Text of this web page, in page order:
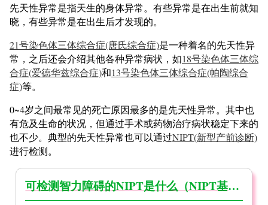
先天性异常是指天生的身体异常。有些异常是在出生前就知
晓，有些异常是在出生后才发现的。
21号染色体三体综合症(唐氏综合症)是一种着名的先天性异
常，之后还会介绍其他各种异常病状，如18号染色体三体综
合症(爱德华兹综合症)和13号染色体三体综合症(帕陶综合
症)等。
0~4岁之间最常见的死亡原因最多的是先天性异常。其中也
有危及生命的状况，但通过手术或药物治疗病状稳定下来的
也不少。典型的先天性异常也可以通过NIPT(新型产前诊断)
进行检测。
可检测智力障碍的NIPT是什么（NIPT基础知识）